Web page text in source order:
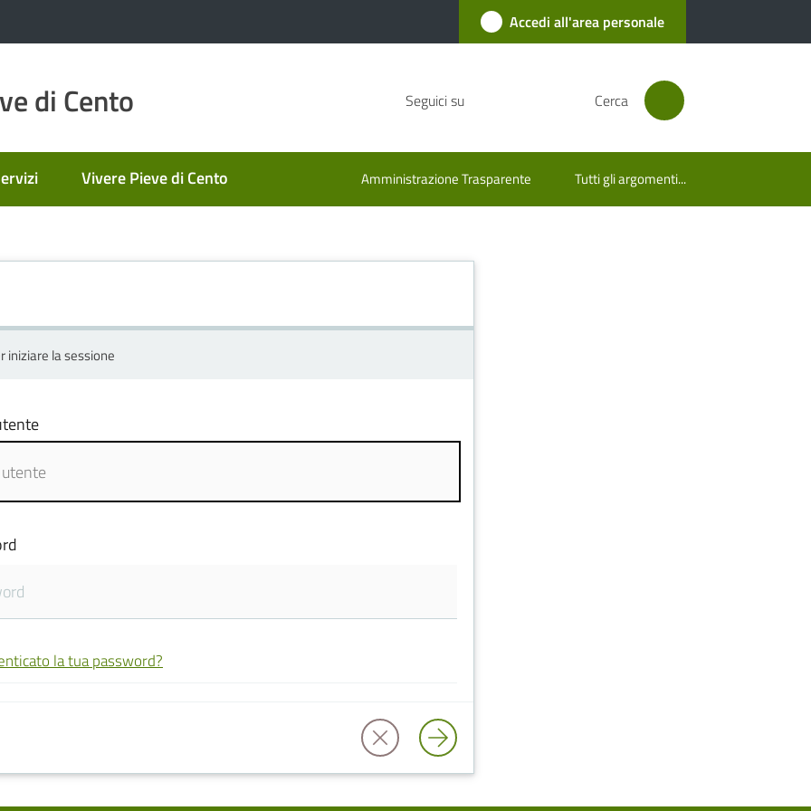
Accedi all'area personale
di Cento Seguici su Cerca
Vivere Pieve di Cento Amministrazione Trasparente Tutti gli argomenti...
iniziare la sessione
la tua password?